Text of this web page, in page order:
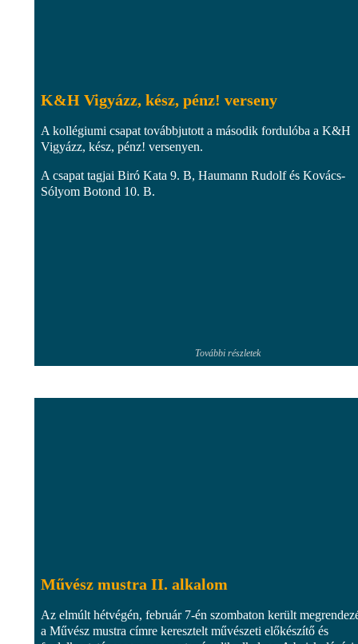
K&H Vigyázz, kész, pénz! verseny
A kollégiumi csapat továbbjutott a második fordulóba a K&H
Vigyázz, kész, pénz! versenyen.
A csapat tagjai Biró Kata 9. B, Haumann Rudolf és Kovács-
Sólyom Botond 10. B.
További részletek
Művész mustra II. alkalom
Az elmúlt hétvégén, február 7-én szombaton került
a Művész mustra címre keresztelt művészeti előkészítő és